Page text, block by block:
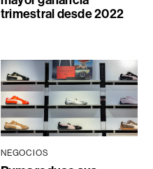
trimestral desde 2022
NEGOCIOS